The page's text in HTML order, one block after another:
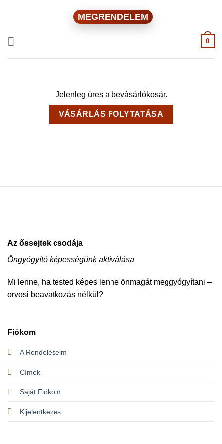
MEGRENDELEM
0
Jelenleg üres a bevásárlókosár.
VÁSÁRLÁS FOLYTATÁSA
Az őssejtek csodája
Öngyógyító képességünk aktiválása
Mi lenne, ha tested képes lenne önmagát meggyógyítani –
orvosi beavatkozás nélkül?
Fiókom
A Rendeléseim
Címek
Saját Fiókom
Kijelentkezés